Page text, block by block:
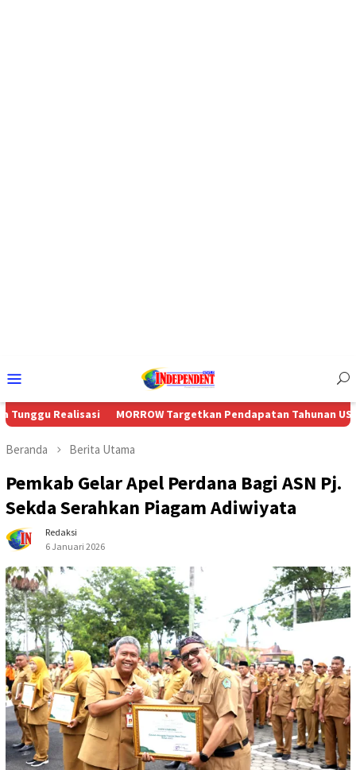
Mobile
MORROW Targetkan Pendapatan Tahunan US$230 Juta
Beranda Berita Utama
Pemkab Gelar Apel Perdana Bagi ASN Pj.
Sekda Serahkan Piagam Adiwiyata
Redaksi
6 Januari 2026